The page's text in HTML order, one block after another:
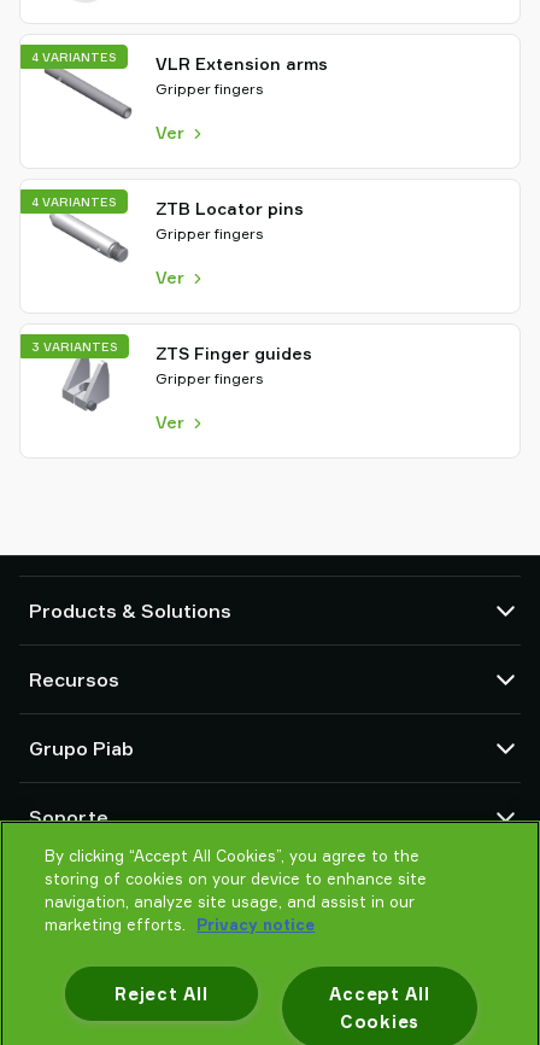
VLR Extension arms
Gripper fingers
Ver
4 VARIANTES
ZTB Locator pins
Gripper fingers
Ver
4 VARIANTES
ZTS Finger guides
Gripper fingers
Ver
3 VARIANTES
Products & Solutions
Ventosas y sistemas de agarre delicado
Componentes de herramientas de final de brazo (EOAT) para robots
Soluciones de agarre para robots y cobots
Transportadores por vacío para sólidos en polvo y a granel
Recursos
Configuradores de producto
Términos y condiciones de ventas
Política de Privacidad
Grupo Piab
Organización global
Código de conducta
Noticias
Soporte
Contacto
Encontrar un partner
Ayuda para elegir
By clicking “Accept All Cookies”, you agree to the
storing of cookies on your device to enhance site
navigation, analyze site usage, and assist in our
marketing efforts.
Privacy notice
Accept All
Cookies
Reject All